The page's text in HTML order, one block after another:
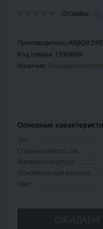
Отзывы: (0)
Производитель: ARBOR
Код товара: 15969859
Наличие: Ожидаем
Основные
Тип:
Спальное место, см:
Материал корпуса:
Основание для матраса:
Цвет:
ОЖИДАЕМ